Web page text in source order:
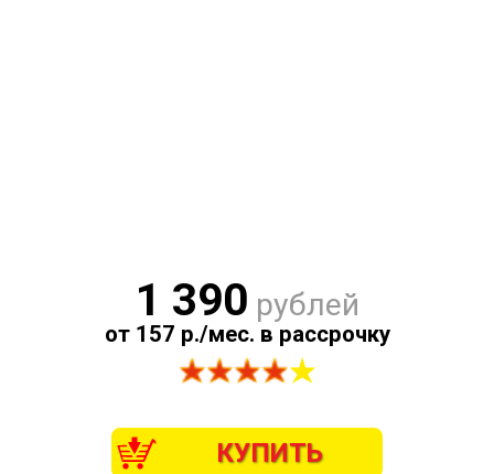
1 390 рублей
от 157 р./мес. в рассрочку
КУПИТЬ